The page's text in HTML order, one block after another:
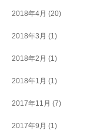
2018年4月 (20)
2018年3月 (1)
2018年2月 (1)
2018年1月 (1)
2017年11月 (7)
2017年9月 (1)